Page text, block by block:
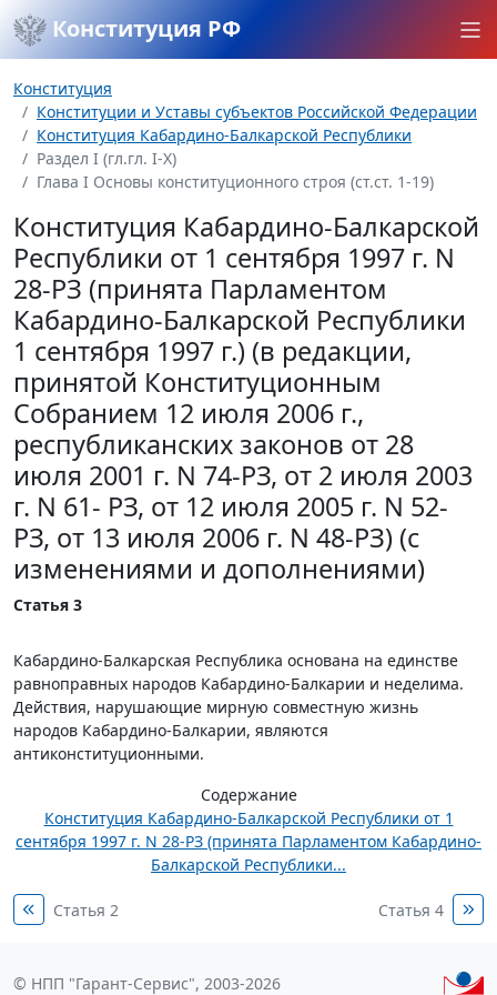
Конституция РФ
Конституция
Конституции и Уставы субъектов Российской Федерации
Конституция Кабардино-Балкарской Республики
Раздел I (гл.гл. I-X)
Глава I Основы конституционного строя (ст.ст. 1-19)
Конституция Кабардино-Балкарской
Республики от 1 сентября 1997 г. N
28-РЗ (принята Парламентом
Кабардино-Балкарской Республики
1 сентября 1997 г.) (в редакции,
принятой Конституционным
Собранием 12 июля 2006 г.,
республиканских законов от 28
июля 2001 г. N 74-РЗ, от 2 июля 2003
г. N 61- РЗ, от 12 июля 2005 г. N 52-
РЗ, от 13 июля 2006 г. N 48-РЗ) (с
изменениями и дополнениями)
Статья 3
Кабардино-Балкарская Республика основана на единстве
равноправных народов Кабардино-Балкарии и неделима.
Действия, нарушающие мирную совместную жизнь
народов Кабардино-Балкарии, являются
антиконституционными.
Содержание
Конституция Кабардино-Балкарской Республики от 1
сентября 1997 г. N 28-РЗ (принята Парламентом Кабардино-
Балкарской Республики...
Статья 2 Статья 4
© НПП "Гарант-Сервис", 2003-2026